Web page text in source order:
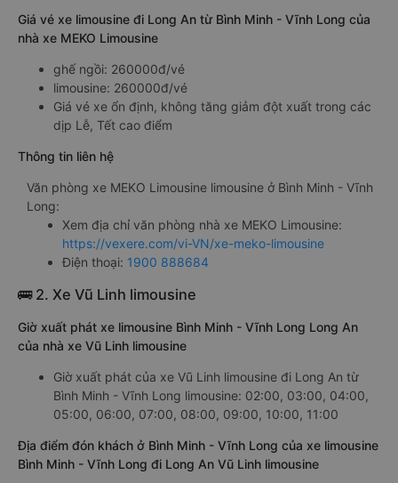
Giá vé xe limousine đi Long An từ Bình Minh - Vĩnh Long của
nhà xe MEKO Limousine
ghế ngồi: 260000đ/vé
limousine: 260000đ/vé
Giá vé xe ổn định, không tăng giảm đột xuất trong các
dịp Lễ, Tết cao điểm
Thông tin liên hệ
Văn phòng xe MEKO Limousine limousine ở Bình Minh - Vĩnh
Long:
Xem địa chỉ văn phòng nhà xe MEKO Limousine:
https://vexere.com/vi-VN/xe-meko-limousine
Điện thoại: 1900 888684
🚌 2. Xe Vũ Linh limousine
Giờ xuất phát xe limousine Bình Minh - Vĩnh Long Long An
của nhà xe Vũ Linh limousine
Giờ xuất phát của xe Vũ Linh limousine đi Long An từ
Bình Minh - Vĩnh Long limousine: 02:00, 03:00, 04:00,
05:00, 06:00, 07:00, 08:00, 09:00, 10:00, 11:00
Địa điểm đón khách ở Bình Minh - Vĩnh Long của xe limousine
Bình Minh - Vĩnh Long đi Long An Vũ Linh limousine